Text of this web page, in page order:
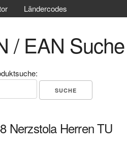
Ländercodes
/ EAN Suche
Nerzstola Herren TU